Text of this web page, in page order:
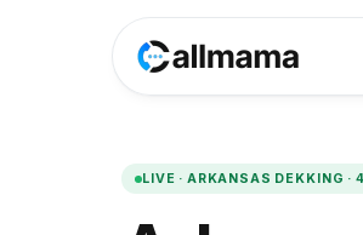
LIVE · ARKANSAS DEKKING · 4